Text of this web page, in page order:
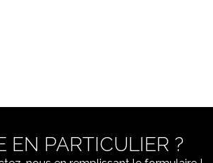
EN PARTICULIER ?